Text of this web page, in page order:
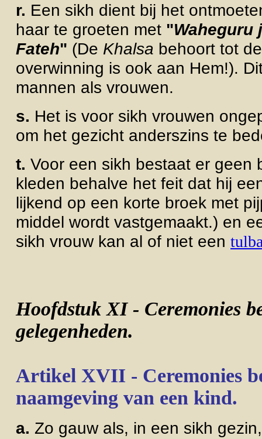
r. Een sikh dient bij het
haar te groeten met "Waheguru
Fateh" (De Khalsa behoort tot
overwinning is ook aan Hem!).
mannen als vrouwen.
s. Het is voor sikh vrouwen
om het gezicht anderszins te
t. Voor een sikh bestaat er geen
kleden behalve het feit dat hij
lijkend op een korte broek met
middel wordt vastgemaakt.) en
sikh vrouw kan al of niet een
Hoofdstuk XI - Ceremonies
gelegenheden.
Artikel XVII - Ceremonies
naamgeving van een kind.
a. Zo gauw als, in een sikh